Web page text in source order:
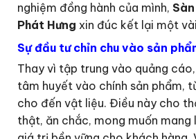
nghiệm đồng hành của mình,
Phát Hưng xin đúc kết lại một
Sự đầu tư chỉn chu vào sản
Thay vì tập trung vào quảng
tâm huyết vào chính sản phẩm,
cho đến vật liệu. Điều này cho
thật, ăn chắc, mong muốn